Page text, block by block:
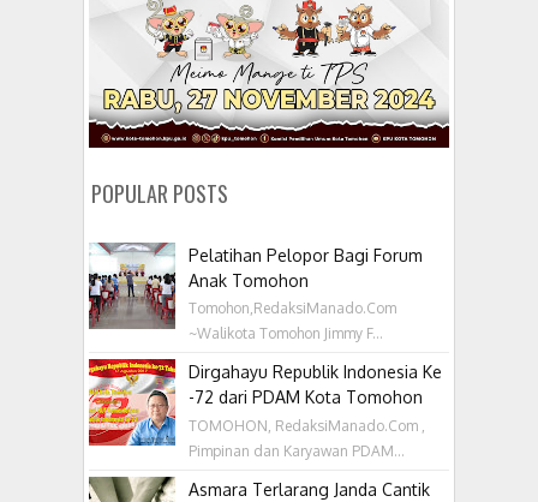
POPULAR POSTS
Pelatihan Pelopor Bagi Forum
Anak Tomohon
Tomohon,RedaksiManado.Com
~Walikota Tomohon Jimmy F...
Dirgahayu Republik Indonesia Ke
-72 dari PDAM Kota Tomohon
TOMOHON, RedaksiManado.Com ,
Pimpinan dan Karyawan PDAM...
Asmara Terlarang Janda Cantik